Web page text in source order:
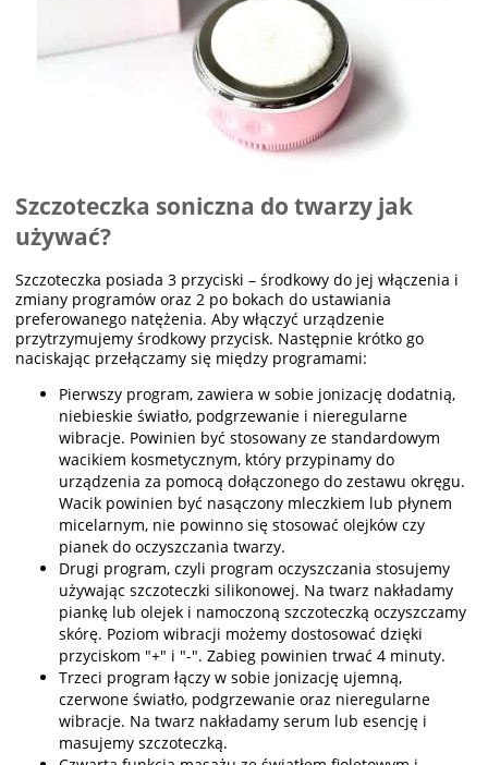
Szczoteczka soniczna do twarzy jak
używać?
Szczoteczka posiada 3 przyciski – środkowy do jej włączenia i
zmiany programów oraz 2 po bokach do ustawiania
preferowanego natężenia. Aby włączyć urządzenie
przytrzymujemy środkowy przycisk. Następnie krótko go
naciskając przełączamy się między programami:
Pierwszy program, zawiera w sobie jonizację dodatnią,
niebieskie światło, podgrzewanie i nieregularne
wibracje. Powinien być stosowany ze standardowym
wacikiem kosmetycznym, który przypinamy do
urządzenia za pomocą dołączonego do zestawu okręgu.
Wacik powinien być nasączony mleczkiem lub płynem
micelarnym, nie powinno się stosować olejków czy
pianek do oczyszczania twarzy.
Drugi program, czyli program oczyszczania stosujemy
używając szczoteczki silikonowej. Na twarz nakładamy
piankę lub olejek i namoczoną szczoteczką oczyszczamy
skórę. Poziom wibracji możemy dostosować dzięki
przyciskom "+" i "-". Zabieg powinien trwać 4 minuty.
Trzeci program łączy w sobie jonizację ujemną,
czerwone światło, podgrzewanie oraz nieregularne
wibracje. Na twarz nakładamy serum lub esencję i
masujemy szczoteczką.